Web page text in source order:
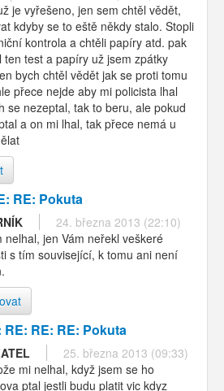
je vyřešeno, jen sem chtěl vědět,
kdyby se to eště někdy stalo. Stopli
kontrola a chtěli papíry atd. pak
ten test a papíry už jsem zpátky
bych chtěl vědět jak se proti tomu
přece nejde aby mi policista lhal
se nezeptal, tak to beru, ale pokud
a on mi lhal, tak přece nemá u
RE: Pokuta
24. března 2013 (22:10)
nelhal, jen Vám neřekl veškeré
s tím související, k tomu ani není
RE: RE: RE: Pokuta
25. března 2013 (09:33)
mi nelhal, když jsem se ho
ptal jestli budu platit vic kdyz